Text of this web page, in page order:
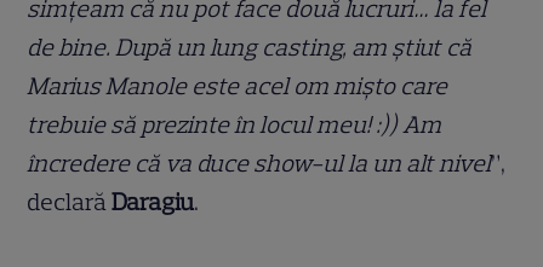
simțeam că nu pot face două lucruri… la fel
de bine. După un lung casting, am știut că
Marius Manole este acel om mișto care
trebuie să prezinte în locul meu! :)) Am
încredere că va duce show-ul la un alt nivel”,
declarăDaragiu.